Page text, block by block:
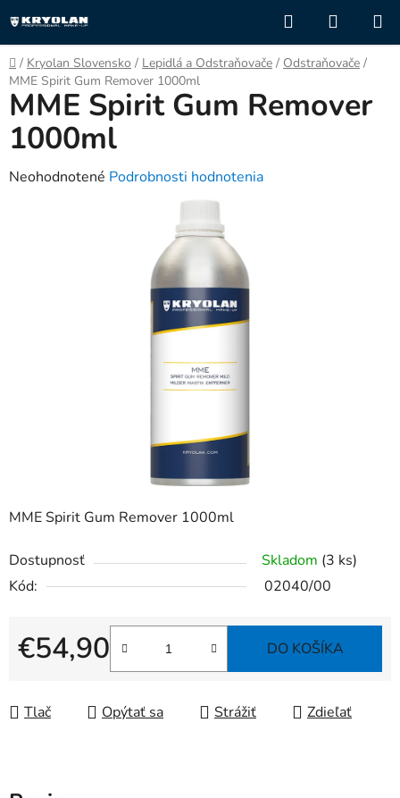
na
obsah
Hľadať
KOŠÍK
Domov
/ Kryolan Slovensko / Lepidlá a Odstraňovače / Odstraňovače /
MME Spirit Gum Remover 1000ml
MME Spirit Gum Remover 1000ml
Dostupnosť Skladom (3 ks)
Kód:
02040/00
€54,90
Jednotková cena:
DO KOŠÍKA
Tlač Opýtať sa Strážiť Zdieľať
MME Spirit Gum Remover
1000ml
Priemerné
Neohodnotené Podrobnosti hodnotenia